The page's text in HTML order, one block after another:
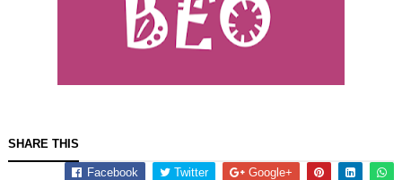
SHARE THIS
Facebook Twitter Google+